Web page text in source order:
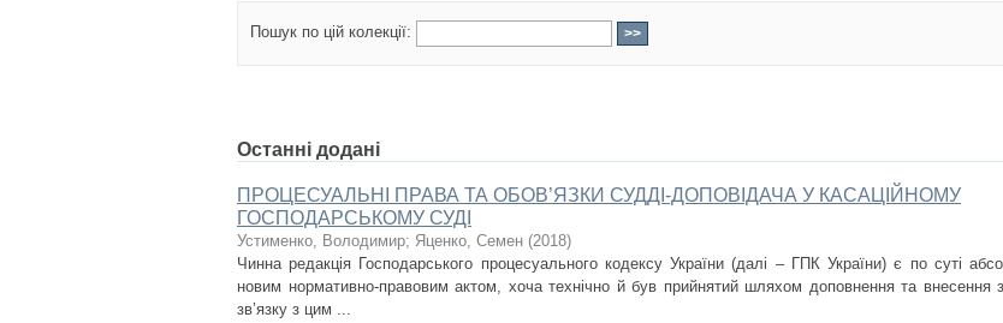
Пошук по цій колекції:
Останні додані
ПРОЦЕСУАЛЬНІ ПРАВА ТА ОБОВ’ЯЗКИ СУДДІ-ДОПОВІДАЧА У КАСАЦІЙНОМУ
ГОСПОДАРСЬКОМУ СУДІ
Устименко, Володимир; Яценко, Семен (2018)
Чинна редакція Господарського процесуального кодексу України (далі – ГПК України) є по суті
новим нормативно-правовим актом, хоча технічно й був прийнятий шляхом доповнення та внесення
зв’язку з цим ...